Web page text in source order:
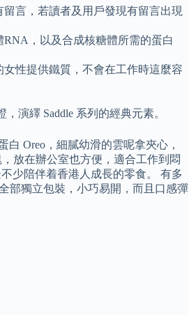
言，若讀者及用戶發現有留言出現
，以及合成核糖體所需的蛋白
性提供鐵質，不會在工作時這麼容
演繹 Saddle 系列的經典元素。
Oreo，細膩幼滑的雲呢拿夾心，
放在辦公室也方便，適合工作到悶
少陪伴着香港人成長的零食。 有多
部獨立包裝，小巧易開，而且口感彈